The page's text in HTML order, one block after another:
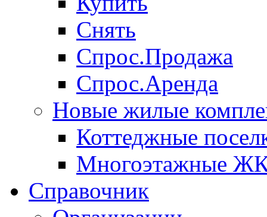
Снять
Спрос.Продажа
Спрос.Аренда
Новые жилые
Коттеджные
Многоэтажные
Справочник